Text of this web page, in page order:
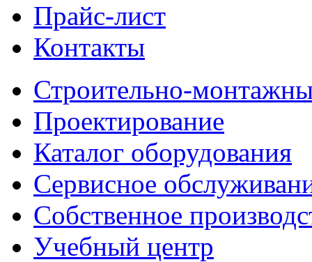
Прайс-лист
Контакты
Строительно-
Проектирование
Каталог оборудования
Сервисное
Собственное
Учебный центр